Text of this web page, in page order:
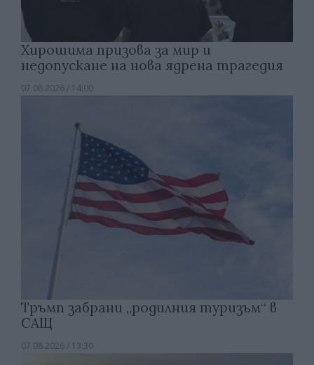
Хирошима призова за мир и
недопускане на нова ядрена трагедия
07.08.2026 / 14:00
Тръмп забрани „родилния туризъм“ в
САЩ
07.08.2026 / 13:30